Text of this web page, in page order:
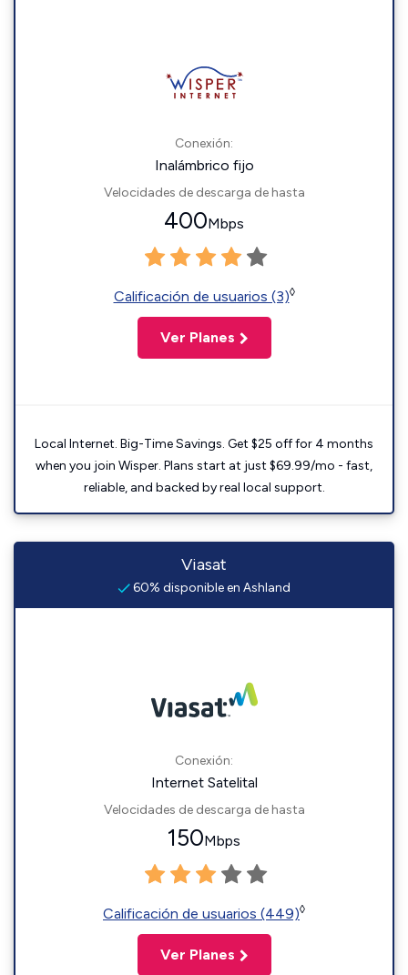
Conexión:
Inalámbrico fijo
Velocidades de descarga de hasta
400Mbps
Calificación de usuarios (3)◊
Ver Planes
Local Internet. Big-Time Savings. Get $25 off for 4 months
when you join Wisper. Plans start at just $69.99/mo - fast,
reliable, and backed by real local support.
Viasat
60% disponible en Ashland
Conexión:
Internet Satelital
Velocidades de descarga de hasta
150Mbps
Calificación de usuarios (449)◊
Ver Planes